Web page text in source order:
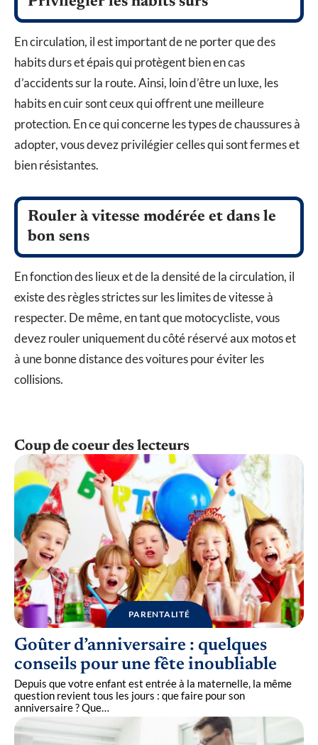
En circulation, il est important de ne porter que des
habits durs et épais qui protègent bien en cas
d’accidents sur la route. Ainsi, loin d’être un luxe, les
habits en cuir sont ceux qui offrent une meilleure
protection. En ce qui concerne les types de chaussures à
adopter, vous devez privilégier celles qui sont fermes et
bien résistantes.
Rouler à vitesse modérée et dans le
bon sens
En fonction des lieux et de la densité de la circulation, il
existe des règles strictes sur les limites de vitesse à
respecter. De même, en tant que motocycliste, vous
devez rouler uniquement du côté réservé aux motos et
à une bonne distance des voitures pour éviter les
collisions.
Coup de coeur des lecteurs
PARENTALITÉ
Goûter d’anniversaire : quelques
conseils pour une fête inoubliable
Depuis que votre enfant est entrée à la maternelle, la même
question revient tous les jours : que faire pour son
anniversaire ? Que